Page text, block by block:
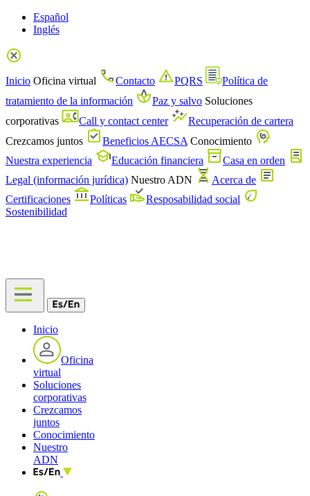
Español
Inglés
Inicio Oficina virtual Contacto PQRS
Política de
tratamiento de la información
Paz y salvo Soluciones
corporativas
Call y contact center
Recuperación de cartera
Crezcamos juntos
Beneficios AECSA Conocimiento
Nuestra experiencia
Educación financiera
Casa en orden
Legal (información jurídica) Nuestro ADN
Acerca de
Certificaciones
Políticas
Resposabilidad social
Sostenibilidad
Inicio
Oficina
virtual
Soluciones
corporativas
Crezcamos
juntos
Conocimiento
Nuestro
ADN